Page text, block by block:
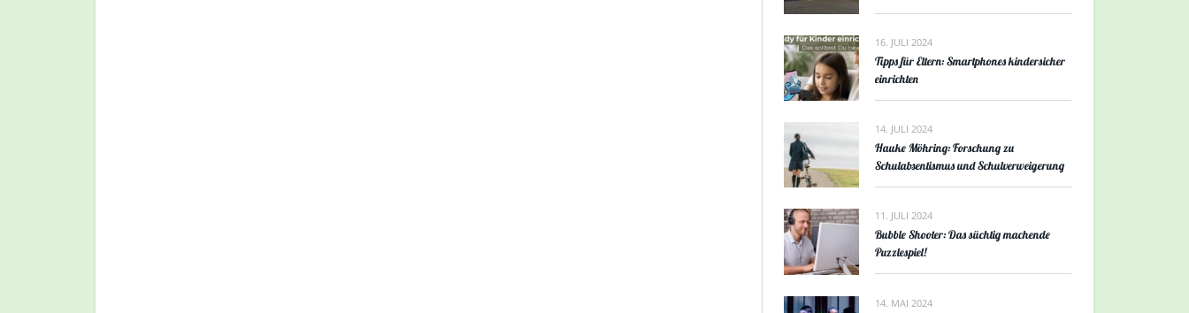
16. JULI 2024
Tipps für Eltern: Smartphones kindersicher
einrichten
14. JULI 2024
Hauke Möhring: Forschung zu
Schulabsentismus und Schulverweigerung
11. JULI 2024
Bubble Shooter: Das süchtig machende
Puzzlespiel!
14. MAI 2024